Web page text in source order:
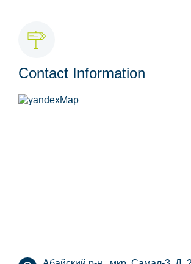
Contact Information